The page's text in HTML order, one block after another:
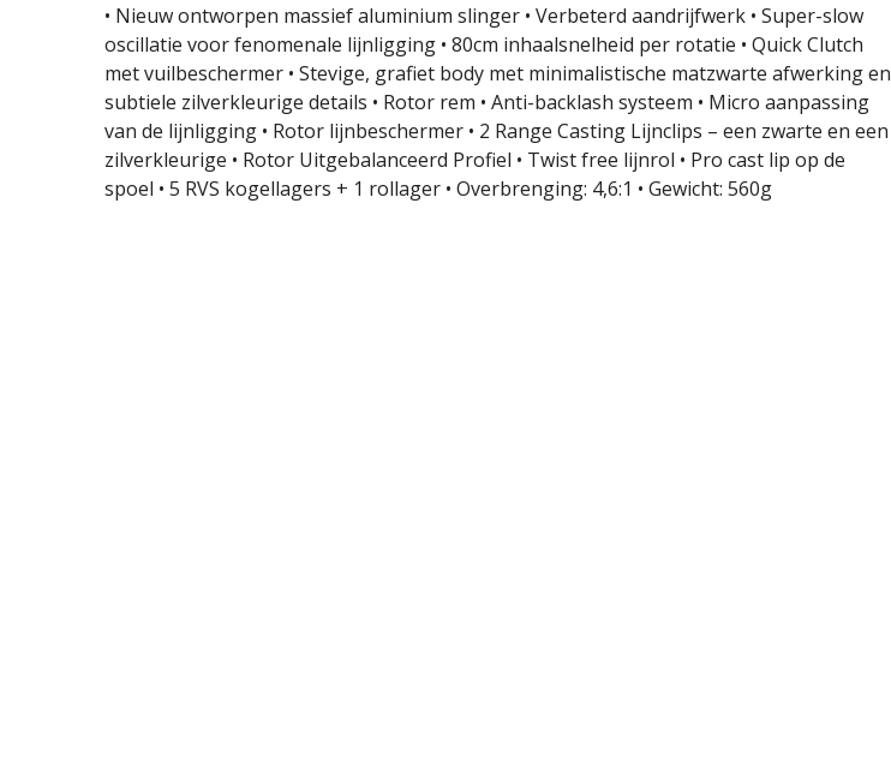
• Nieuw ontworpen massief aluminium slinger • Verbeterd aandrijfwerk • Super-slow
oscillatie voor fenomenale lijnligging • 80cm inhaalsnelheid per rotatie • Quick Clutch
met vuilbeschermer • Stevige, grafiet body met minimalistische matzwarte afwerking en
subtiele zilverkleurige details • Rotor rem • Anti-backlash systeem • Micro aanpassing
van de lijnligging • Rotor lijnbeschermer • 2 Range Casting Lijnclips – een zwarte en een
zilverkleurige • Rotor Uitgebalanceerd Profiel • Twist free lijnrol • Pro cast lip op de
spoel • 5 RVS kogellagers + 1 rollager • Overbrenging: 4,6:1 • Gewicht: 560g